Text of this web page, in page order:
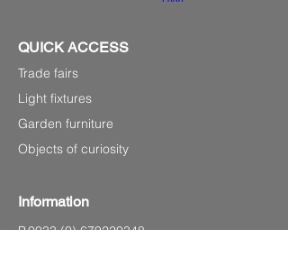
QUICK ACCESS
Trade fairs
Light fixtures
Garden furniture
Objects of curiosity
Information
P.0033(0) 679220348